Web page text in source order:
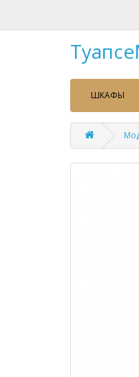
ШКАФЫ